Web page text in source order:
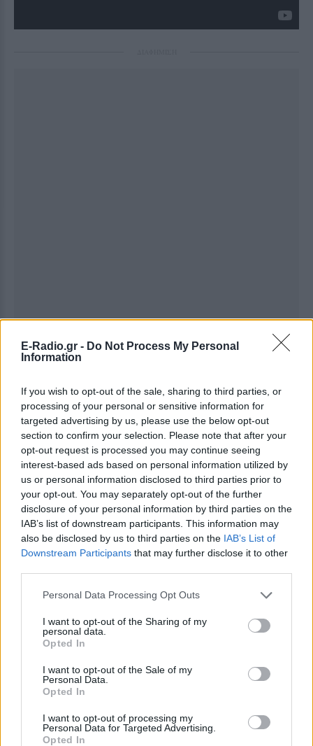
E-Radio.gr - Do Not Process My Personal
Information
If you wish to opt-out of the sale, sharing to third parties, or
processing of your personal or sensitive information for
targeted advertising by us, please use the below opt-out
section to confirm your selection. Please note that after your
opt-out request is processed you may continue seeing
interest-based ads based on personal information utilized by
us or personal information disclosed to third parties prior to
your opt-out. You may separately opt-out of the further
disclosure of your personal information by third parties on the
IAB’s list of downstream participants. This information may
also be disclosed by us to third parties on the IAB’s List of
Downstream Participants that may further disclose it to other
Personal Data Processing Opt Outs
I want to opt-out of the Sharing of my
personal data.
Opted In
I want to opt-out of the Sale of my
Personal Data.
Opted In
I want to opt-out of processing my
Personal Data for Targeted Advertising.
Opted In
και μάθετε πρώτοι τα πιο hot νέα.
Εσύ μπήκες στο E-Daily.gr; Τα νέα της ημέρας
και ότι σου κάνει κλικ!
Ακολουθήστε το E-Radio.gr και στο Instagram
ΔΙΑΦΗΜΙΣΗ